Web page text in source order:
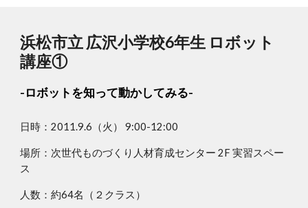
浜松市立 広沢小学校6年生 ロボット
講座①
-ロボットを知って動かしてみる-
日時：2011.9.6（火） 9:00-12:00
場所：次世代ものづくり人材育成センター 2F 実習スペー
ス
人数：約64名（２クラス）